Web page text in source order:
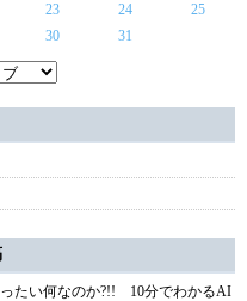
23 24
25
30 31
たい何なのか?!! 10分でわかるAI